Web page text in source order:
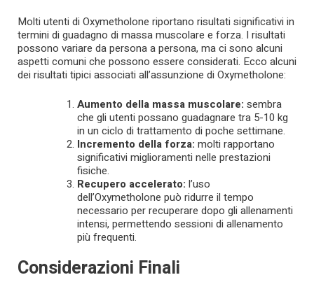
Molti utenti di Oxymetholone riportano risultati significativi in
termini di guadagno di massa muscolare e forza. I risultati
possono variare da persona a persona, ma ci sono alcuni
aspetti comuni che possono essere considerati. Ecco alcuni
dei risultati tipici associati all’assunzione di Oxymetholone:
Aumento della massa muscolare: sembra
che gli utenti possano guadagnare tra 5-10 kg
in un ciclo di trattamento di poche settimane.
Incremento della forza: molti rapportano
significativi miglioramenti nelle prestazioni
fisiche.
Recupero accelerato: l’uso
dell’Oxymetholone può ridurre il tempo
necessario per recuperare dopo gli allenamenti
intensi, permettendo sessioni di allenamento
più frequenti.
Considerazioni Finali